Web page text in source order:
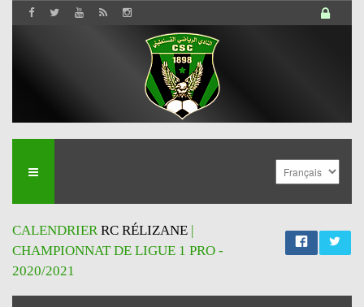
CALENDRIERRC RÉLIZANE |
CHAMPIONNAT DE LIGUE 1 PRO -
2020/2021